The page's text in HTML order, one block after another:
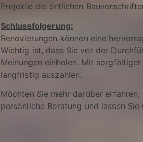
Projekte die örtlichen
Schlussfolgerung:
Renovierungen können eine
Wichtig ist, dass Sie vor der
Meinungen einholen. Mit
langfristig auszahlen.
Möchten Sie mehr darüber
persönliche Beratung und lassen